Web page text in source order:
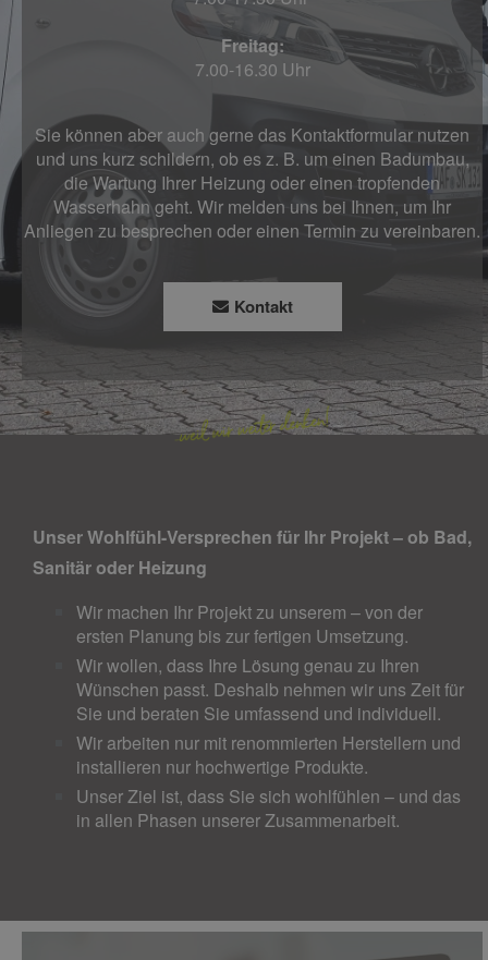
Freitag:
7.00-16.30 Uhr
Sie können aber auch gerne das Kontaktformular nutzen
und uns kurz schildern, ob es z. B. um einen Badumbau,
die Wartung Ihrer Heizung oder einen tropfenden
Wasserhahn geht. Wir melden uns bei Ihnen, um Ihr
Anliegen zu besprechen oder einen Termin zu vereinbaren.
Kontakt
Unser Wohlfühl-Versprechen für Ihr Projekt ­­­­– ob Bad,
Sanitär oder Heizung
Wir machen Ihr Projekt zu unserem – von der
ersten Planung bis zur fertigen Umsetzung.
Wir wollen, dass Ihre Lösung genau zu Ihren
Wünschen passt. Deshalb nehmen wir uns Zeit für
Sie und beraten Sie umfassend und individuell.
Wir arbeiten nur mit renommierten Herstellern und
installieren nur hochwertige Produkte.
Unser Ziel ist, dass Sie sich wohlfühlen – und das
in allen Phasen unserer Zusammenarbeit.